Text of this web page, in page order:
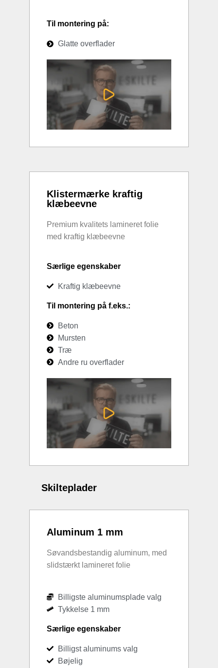
Til montering på:
Glatte overflader
Klistermærke kraftig
klæbeevne
Premium kvalitets lamineret folie
med kraftig klæbeevne
Særlige egenskaber
Kraftig klæbeevne
Til montering på f.eks.:
Beton
Mursten
Træ
Andre ru overflader
Skilteplader
Aluminum 1 mm
Søvandsbestandig aluminum, med
slidstærkt lamineret folie
Billigste aluminumsplade valg
Tykkelse 1 mm
Særlige egenskaber
Billigst aluminums valg
Bøjelig